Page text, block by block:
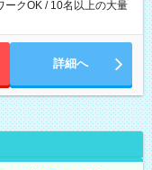
ークOK / 10名以上の大量
詳細へ